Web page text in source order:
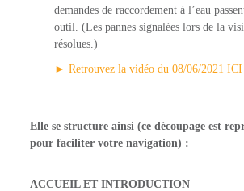
demandes de raccordement à l’eau
outil. (Les pannes signalées lors de la
résolues.)
► Retrouvez la vidéo du 08/06/2021 ICI
Elle se structure ainsi (ce découpage est
pour faciliter votre navigation) :
ACCUEIL ET INTRODUCTION